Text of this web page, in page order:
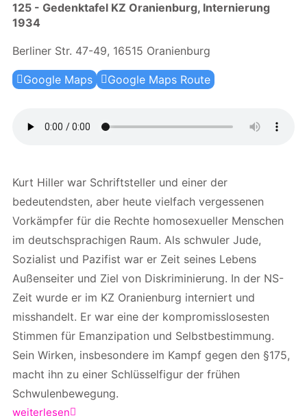
125 - Gedenktafel KZ Oranienburg, Internierung
1934
Berliner Str. 47-49, 16515 Oranienburg
Google Maps Google Maps Route
Kurt Hiller war Schriftsteller und einer der
bedeutendsten, aber heute vielfach vergessenen
Vorkämpfer für die Rechte homosexueller Menschen
im deutschsprachigen Raum. Als schwuler Jude,
Sozialist und Pazifist war er Zeit seines Lebens
Außenseiter und Ziel von Diskriminierung. In der NS-
Zeit wurde er im KZ Oranienburg interniert und
misshandelt. Er war eine der kompromisslosesten
Stimmen für Emanzipation und Selbstbestimmung.
Sein Wirken, insbesondere im Kampf gegen den §175,
macht ihn zu einer Schlüsselfigur der frühen
Schwulenbewegung.
weiterlesen